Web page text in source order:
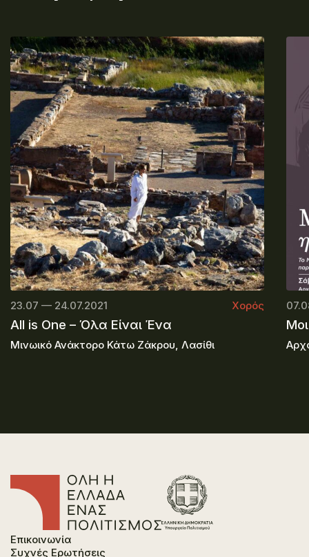
23.07 — 24.07.2021 Χορός
All is One – Όλα Είναι Ένα
Μινωικό Ανάκτορο Κάτω Ζάκρου, Λασίθι
Επικοινωνία
Συχνές Ερωτήσεις